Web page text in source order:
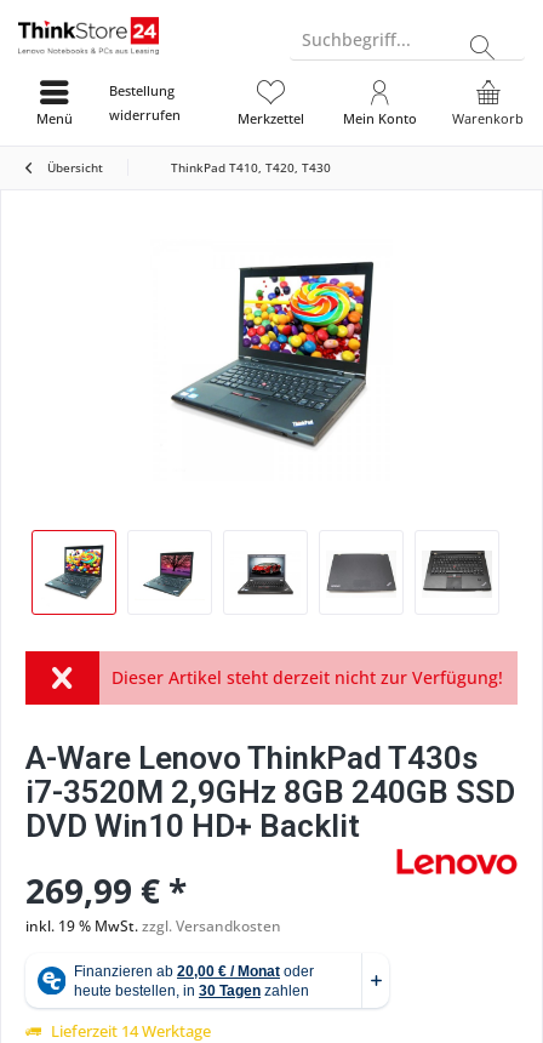
Suchbegriff...
Bestellung
widerrufen
Warenkorb
Merkzettel Mein Konto
Menü
Übersicht ThinkPad T410, T420, T430
Dieser Artikel steht derzeit nicht zur Verfügung!
A-Ware Lenovo ThinkPad T430s
i7-3520M 2,9GHz 8GB 240GB SSD
DVD Win10 HD+ Backlit
269,99 € *
inkl. 19 % MwSt.zzgl. Versandkosten
Lieferzeit 14 Werktage